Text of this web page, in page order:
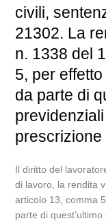
civili,
21302. La
n. 1338 del
5, per
da parte di
prescrizione
Il diritto del
di lavoro, la rendita
articolo 13, comma
parte di